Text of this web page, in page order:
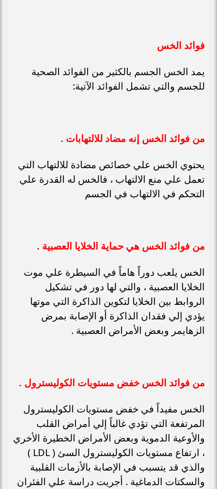
فوائد الخس
يمد الخس الجسم بالكثير من الفوائد الصحية
للجسم والتي تشمل الفوائد الآتية:
من فوائد الخس إنه مضاد للالتهابات .
يحتوي الخس علي خصائص مضادة للالتهاب التي
تعمل علي منع الالتهاب ، فالخس له القدرة علي
التحكم في الالتهاب في الجسم
من فوائد الخس هي حماية الخلايا العصبية .
الخس يلعب دوراً هاماً في السيطرة علي موت
الخلايا العصبية ، والتي لها دور في تشكيل
الروابط بين الخلايا لتكوين الذاكرة التي موتها
يؤدي إلي فقدان الذاكرة أو الإصابة بمرض
الزهايمر وبعض الأمراض العصبية .
من فوائد الخس خفض مستويات الكوليسترول .
الخس مفيداً في خفض مستويات الكوليسترول
المرتفعة التي تؤدي غالباً إلي أمراض القلب
والأوعية الدموية وبعض الأمراض الخطيرة الأخري
، ارتفاع مستويات الكوليسترول السئ ( LDL )
والذي قد يتسبب في الإصابة بالأزمات القلبية
والسكتات الدماغية . أجريت دراسة علي الفئران